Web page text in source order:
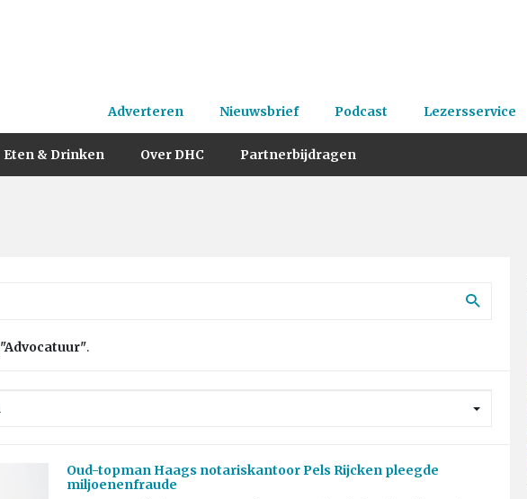
Adverteren Nieuwsbrief Podcast Lezersservice
Eten & Drinken Over DHC Partnerbijdragen
"Advocatuur".
Oud-topman Haags notariskantoor Pels Rijcken pleegde
miljoenenfraude